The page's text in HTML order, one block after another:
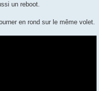
un reboot.
en rond sur le même volet.